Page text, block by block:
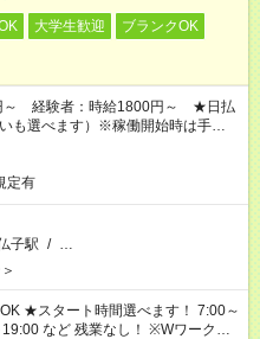
大学生歓迎
ブランクOK
～ 経験者：時給1800円～ ★日払
も選べます）※稼働開始時は手続き
す。
定有
子駅 / …
～
ど 残業なし！ ※Wワークの